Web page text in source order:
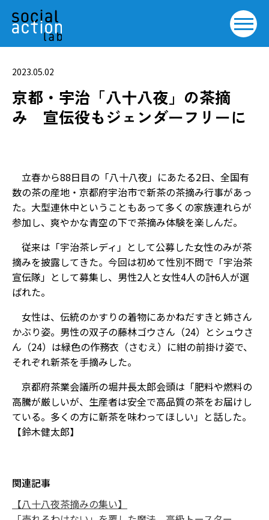
2023.05.02
京都・宇治「八十八夜」の茶摘
み 宣伝役もジェンダーフリーに
立春から88日目の「八十八夜」にあたる2日、全国有
数の茶の産地・京都府宇治市で新茶の茶摘み行事があっ
た。大型連休中ということもあって多くの家族連れらが
参加し、爽やかな青空の下で茶摘み体験を楽しんだ。
従来は「宇治茶レディ」として公募した女性のみが茶
摘みを披露してきた。今回は初めて性別不問で「宇治茶
宣伝隊」として募集し、男性2人と女性4人の計6人が選
ばれた。
女性は、伝統のかすりの着物にあかねだすきと姉さん
かぶり姿。男性の双子の藤林ゴウさん（24）とシュウさ
ん（24）は緑色の作務衣（さむえ）に紺の前掛け姿で、
それぞれ新茶を手摘みした。
京都府茶業会議所の堀井長太郎会頭は「肥料や燃料の
高騰が厳しいが、生産者は安全で高品質の茶をお届けし
ている。多くの方に新茶を味わってほしい」と話した。
【鈴木健太郎】
関連記事
【八十八夜茶摘みの集い】